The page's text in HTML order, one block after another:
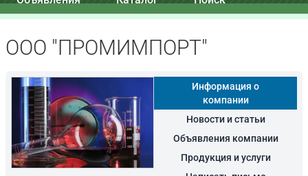
ООО "ПРОМИМПОРТ"
Информация о
компании
Новости и статьи
Объявления компании
Продукция и услуги